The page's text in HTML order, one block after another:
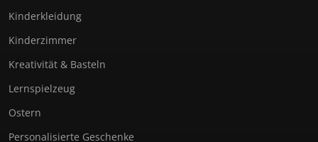
Kinderkleidung
Kinderzimmer
Kreativität & Basteln
Lernspielzeug
Ostern
Personalisierte Geschenke